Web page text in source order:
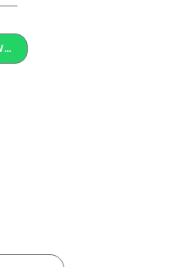
COMPRAR POR WHATSAPP